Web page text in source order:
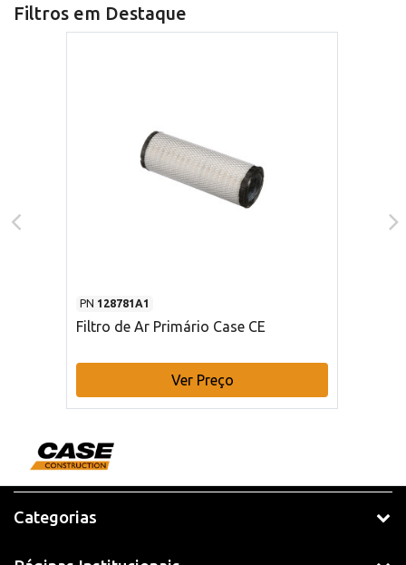
Filtros em Destaque
PN 128781A1
Filtro de Ar Primário Case CE
Ver Preço
Categorias